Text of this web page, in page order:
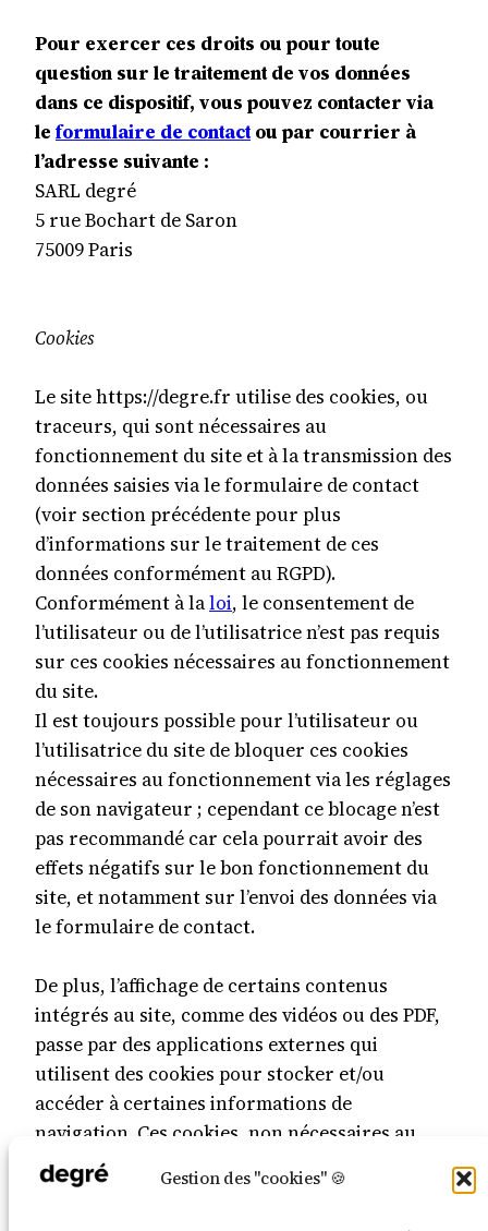
Gestion des "cookies" 🍪
Pour exercer ces droits ou pour toute
question sur le traitement de vos données
dans ce dispositif, vous pouvez contacter via
le formulaire de contactou par courrier à
l’adresse suivante :
SARL degré
5 rue Bochart de Saron
75009 Paris
Cookies
Le site https://degre.fr utilise des cookies, ou
traceurs, qui sont nécessaires au
fonctionnement du site et à la transmission des
données saisies via le formulaire de contact
(voir section précédente pour plus
d’informations sur le traitement de ces
données conformément au RGPD).
Conformément à laloi, le consentement de
l’utilisateur ou de l’utilisatrice n’est pas requis
sur ces cookies nécessaires au fonctionnement
du site.
Il est toujours possible pour l’utilisateur ou
l’utilisatrice du site de bloquer ces cookies
nécessaires au fonctionnement via les réglages
de son navigateur ; cependant ce blocage n’est
pas recommandé car cela pourrait avoir des
effets négatifs sur le bon fonctionnement du
site, et notamment sur l’envoi des données via
le formulaire de contact.
De plus, l’affichage de certains contenus
intégrés au site, comme des vidéos ou des PDF,
passe par des applications externes qui
utilisent des cookies pour stocker et/ou
accéder à certaines informations de
navigation. Ces cookies, non nécessaires au
bon fonctionnement du site, peuvent être
désactivés via l’option « Paramétrer les cookies